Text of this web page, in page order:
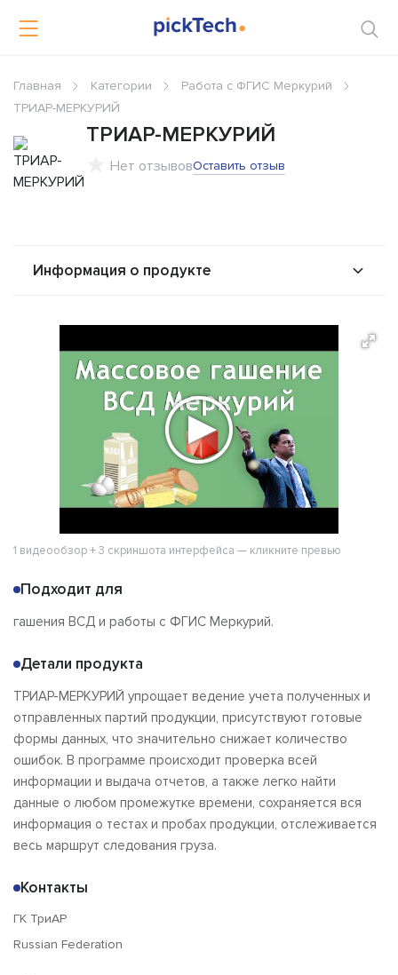
Главная Категории
Работа с ФГИС Меркурий
ТРИАР-МЕРКУРИЙ
ТРИАР-МЕРКУРИЙ
Нет отзывовОставить отзыв
Информация о продукте
Сравнения
Отзывы
1 видеообзор + 3 скриншота интерфейса — кликните превью
Подходит для
гашения ВСД и работы с ФГИС Меркурий.
Детали продукта
ТРИАР-МЕРКУРИЙ упрощает ведение учета полученных и
отправленных партий продукции, присутствуют готовые
формы данных, что значительно снижает количество
ошибок. В программе происходит проверка всей
информации и выдача отчетов, а также легко найти
данные о любом промежутке времени, сохраняется вся
информация о тестах и пробах продукции, отслеживается
весь маршрут следования груза.
Контакты
ГК ТриАР
Russian Federation